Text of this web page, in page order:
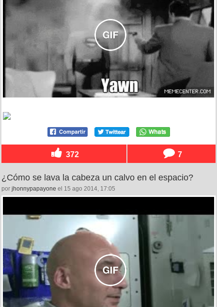
372 7
¿Cómo se lava la cabeza un calvo en el espacio?
por jhonnypapayone el 15 ago 2014, 17:05